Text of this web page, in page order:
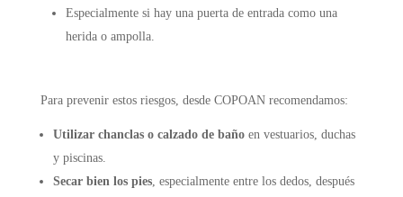
Especialmente si hay una puerta de entrada como una
herida o ampolla.
Para prevenir estos riesgos, desde COPOAN recomendamos:
Utilizar chanclas o calzado de bañoen vestuarios, duchas
y piscinas.
Secar bien los pies, especialmente entre los dedos, después